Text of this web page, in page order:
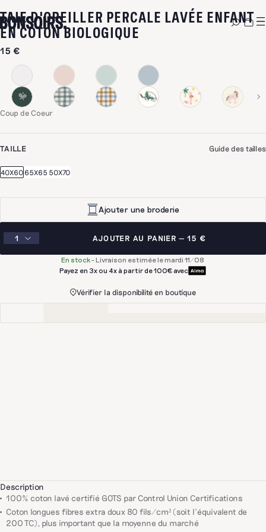
TAIE D'OREILLER PERCALE LAVÉE ENFANT
EN COTON BIOLOGIQUE
COUP DE COEUR
15 €
Coup de Coeur
TAILLE Guide des tailles
40X60 65X65 50X70
Ajouter une broderie
AJOUTER AU PANIER 15 €
En stock-Livraison estimée le mardi 11/08
Payez en 3x ou 4x à partir de 100€ avec
Vérifier la disponibilité en boutique
Description
100% coton lavé certifié GOTS par Control Union Certifications
Coton longues fibres extra doux 80 fils/cm² (soit l'équivalent de
200 TC), plus important que la moyenne du marché